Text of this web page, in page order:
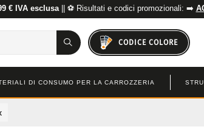
€ IVA esclusa|| ⚽ Risultati e codici promozionali: ➡️
CODICE COLORE
DI CONSUMO PER LA CARROZZERIA